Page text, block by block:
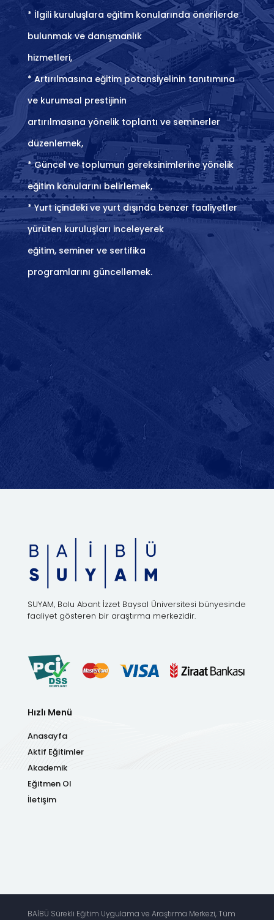
* İlgili kuruluşlara eğitim konularında önerilerde
bulunmak ve danışmanlık
hizmetleri,
* Artırılmasına eğitim potansiyelinin tanıtımına
ve kurumsal prestijinin
artırılmasına yönelik toplantı ve seminerler
düzenlemek,
* Güncel ve toplumun gereksinimlerine yönelik
eğitim konularını belirlemek,
* Yurt içindeki ve yurt dışında benzer faaliyetler
yürüten kuruluşları inceleyerek
eğitim, seminer ve sertifika
programlarını güncellemek.
SUYAM, Bolu Abant İzzet Baysal Üniversitesi bünyesinde
faaliyet gösteren bir araştırma merkezidir.
Hızlı Menü
Anasayfa
Aktif Eğitimler
Akademik
Eğitmen Ol
İletişim
BAİBÜ Sürekli Eğitim Uygulama ve Araştırma Merkezi, Tüm